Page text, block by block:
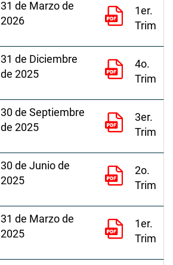
31 de Marzo de
2026
1er.
Trim
31 de Diciembre
de 2025
4o.
Trim
30 de Septiembre
de 2025
3er.
Trim
30 de Junio de
2025
2o.
Trim
31 de Marzo de
2025
1er.
Trim